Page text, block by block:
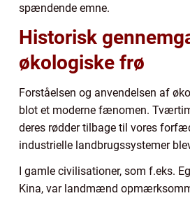
spændende emne.
Historisk
økologiske frø
Forståelsen og anvendelsen af
blot et moderne fænomen.
deres rødder tilbage til vores
industrielle landbrugssystemer
I gamle civilisationer, som f.eks.
Kina, var landmænd